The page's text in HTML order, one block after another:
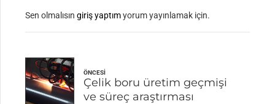
Sen olmalısıngiriş yaptımyorum yayınlamak için.
ÖNCESI
Çelik boru üretim geçmişi
ve süreç araştırması